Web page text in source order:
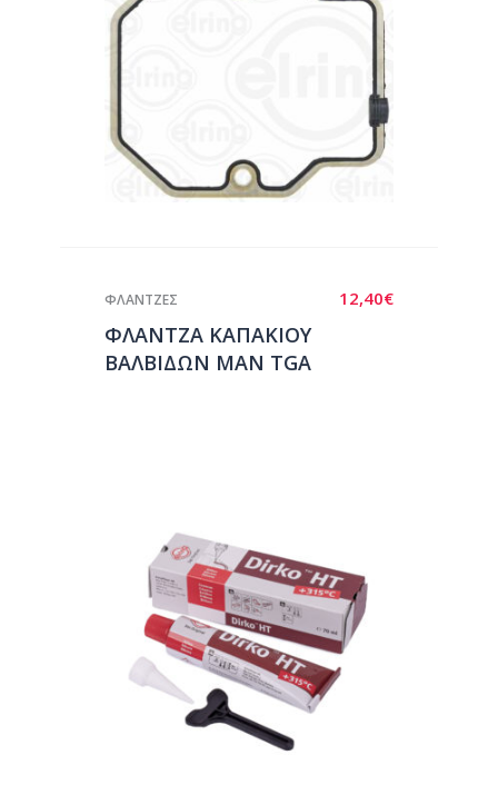
12,40€
ΦΛΑΝΤΖΕΣ
ΦΛΑΝΤΖΑ ΚΑΠΑΚΙΟΥ
ΒΑΛΒΙΔΩΝ ΜΑΝ TGA